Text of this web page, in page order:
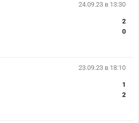
24.09.23 в 13:30
2
0
23.09.23 в 18:10
1
2